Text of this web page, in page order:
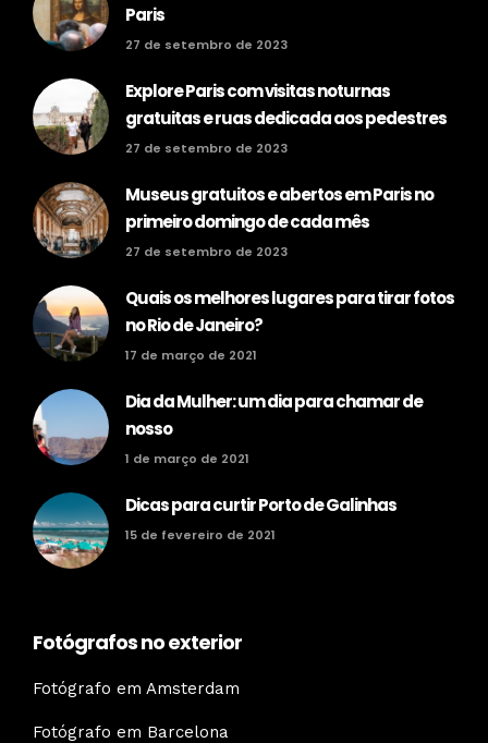
Paris
27 de setembro de 2023
Explore Paris com visitas noturnas
gratuitas e ruas dedicada aos pedestres
27 de setembro de 2023
Museus gratuitos e abertos em Paris no
primeiro domingo de cada mês
27 de setembro de 2023
Quais os melhores lugares para tirar fotos
no Rio de Janeiro?
17 de março de 2021
Dia da Mulher: um dia para chamar de
nosso
1 de março de 2021
Dicas para curtir Porto de Galinhas
15 de fevereiro de 2021
Fotógrafos no exterior
Fotógrafo em Amsterdam
Fotógrafo em Barcelona